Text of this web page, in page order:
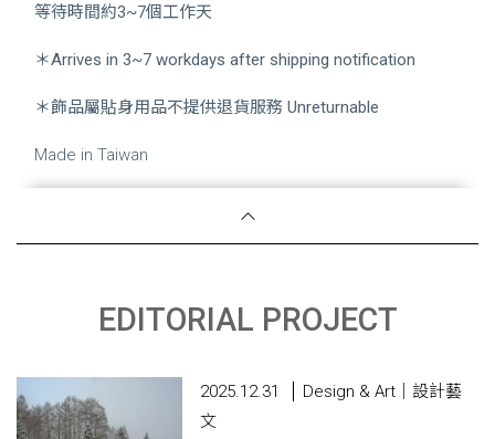
等待時間約3~7個工作天
＊Arrives in 3~7 workdays after shipping notification
＊飾品屬貼身用品不提供退貨服務 Unreturnable
Made in Taiwan
EDITORIAL PROJECT
2025.12.31
Design & Art｜設計藝
文